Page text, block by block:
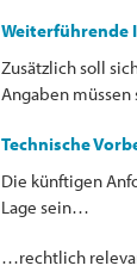
Weiterführende
Zusätzlich soll
Angaben
Technische
Die künftigen
Lage sein…
…rechtlich